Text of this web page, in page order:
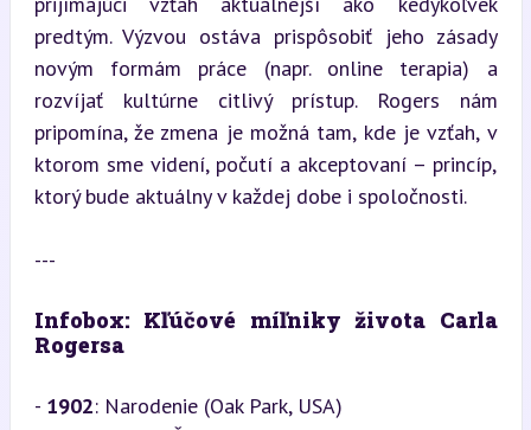
predtým. Výzvou ostáva prispôsobiť jeho zásady
novým formám práce (napr. online terapia) a
rozvíjať kultúrne citlivý prístup. Rogers nám
pripomína, že zmena je možná tam, kde je vzťah, v
ktorom sme videní, počutí a akceptovaní – princíp,
ktorý bude aktuálny v každej dobe i spoločnosti.
---
Infobox: Kľúčové míľniky života Carla
Rogersa
- 1902: Narodenie (Oak Park, USA)